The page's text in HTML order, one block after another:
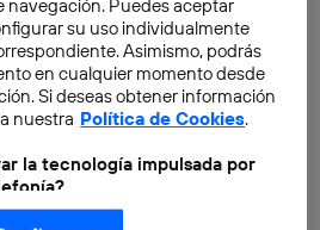
navegación. Puedes aceptar
su uso individualmente
Asimismo, podrás
en cualquier momento desde
Si deseas obtener información
nuestra Política de Cookies.
la tecnología impulsada por
utilizamos la tecnología Utiq para